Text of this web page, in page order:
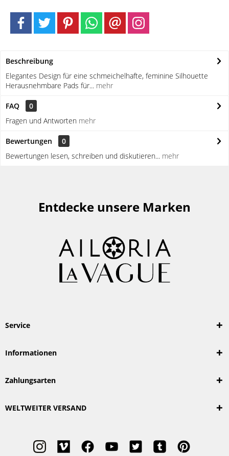
Beschreibung
Elegantes Design für eine schmeichelhafte, feminine Silhouette
Herausnehmbare Pads für... mehr
FAQ
0
Fragen und Antworten mehr
Bewertungen
0
Bewertungen lesen, schreiben und diskutieren... mehr
Entdecke unsere Marken
Service
Informationen
Zahlungsarten
WELTWEITER VERSAND